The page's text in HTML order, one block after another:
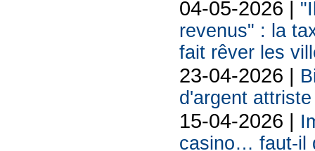
04-05-2026 |
revenus" : la
fait rêver les
23-04-2026 |
d'argent
15-04-2026 |
casino… faut-il